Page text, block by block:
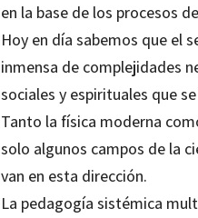
en la base de los procesos
Hoy en día sabemos que el
inmensa de complejidades
sociales y espirituales que
Tanto la física moderna
solo algunos campos de la
van en esta dirección.
La pedagogía sistémica